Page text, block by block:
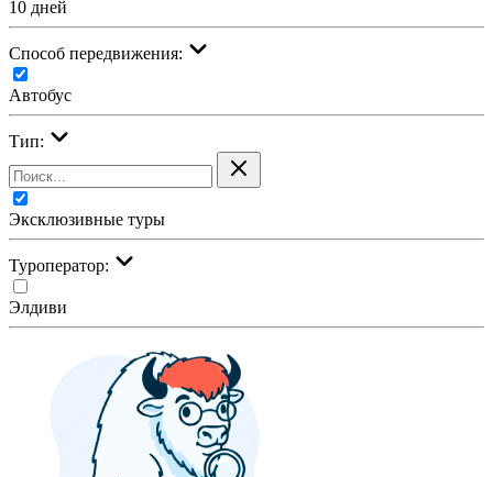
10 дней
Cпособ передвижения:
Автобус
Тип:
Эксклюзивные туры
Туроператор:
Элдиви